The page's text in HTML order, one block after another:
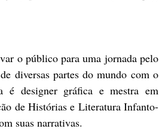
o público para uma jornada pelo
diversas partes do mundo com o
é designer gráfica e mestra em
de Histórias e Literatura Infanto-
suas narrativas.